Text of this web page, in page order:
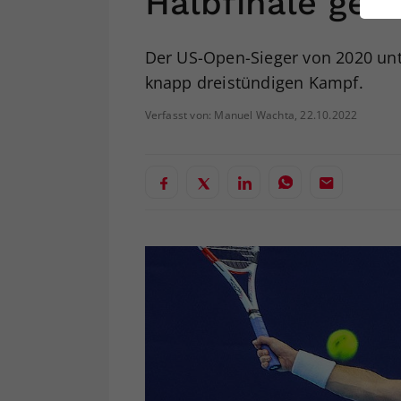
Der US-Open-Sieger von 2020
knapp dreistündigen Kampf.
Verfasst von: Manuel Wachta, 22.10.2022